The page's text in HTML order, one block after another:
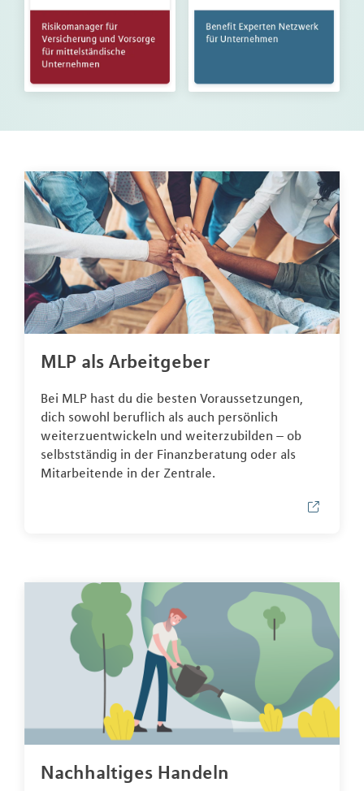
MLP als Arbeitgeber
Bei MLP hast du die besten Voraussetzungen,
dich sowohl beruflich als auch persönlich
weiterzuentwickeln und weiterzubilden – ob
selbstständig in der Finanzberatung oder als
Mitarbeitende in der Zentrale.
Nachhaltiges Handeln